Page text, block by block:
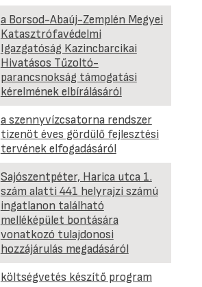
a Borsod-Abaúj-Zemplén Megyei
Katasztrófavédelmi
Igazgatóság Kazincbarcikai
Hivatásos Tűzoltó-
parancsnokság támogatási
kérelmének elbírálásáról
a szennyvízcsatorna rendszer
tizenöt éves gördülő fejlesztési
tervének elfogadásáról
Sajószentpéter, Harica utca 1.
szám alatti 441 helyrajzi számú
ingatlanon található
melléképület bontására
vonatkozó tulajdonosi
hozzájárulás megadásáról
költségvetés készítő program